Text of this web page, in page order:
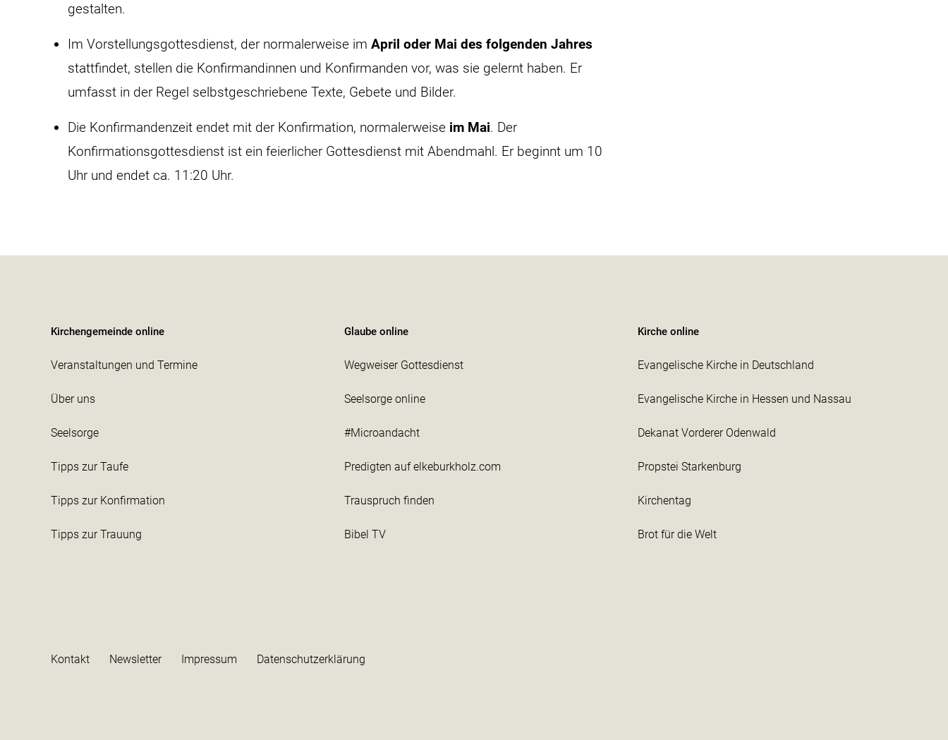
gestalten.
Im Vorstellungsgottesdienst, der normalerweise im April oder Mai des folgenden Jahres
stattfindet, stellen die Konfirmandinnen und Konfirmanden vor, was sie gelernt haben. Er
umfasst in der Regel selbstgeschriebene Texte, Gebete und Bilder.
Die Konfirmandenzeit endet mit der Konfirmation, normalerweise im Mai. Der
Konfirmationsgottesdienst ist ein feierlicher Gottesdienst mit Abendmahl. Er beginnt um 10
Uhr und endet ca. 11:20 Uhr.
Kirchengemeinde online
Veranstaltungen und Termine
Über uns
Seelsorge
Tipps zur Taufe
Tipps zur Konfirmation
Tipps zur Trauung
Glaube online
Wegweiser Gottesdienst
Seelsorge online
#Microandacht
Predigten auf elkeburkholz.com
Trauspruch finden
Bibel TV
Kirche online
Evangelische Kirche in Deutschland
Evangelische Kirche in Hessen und Nassau
Dekanat Vorderer Odenwald
Propstei Starkenburg
Kirchentag
Brot für die Welt
Kontakt Newsletter Impressum Datenschutzerklärung